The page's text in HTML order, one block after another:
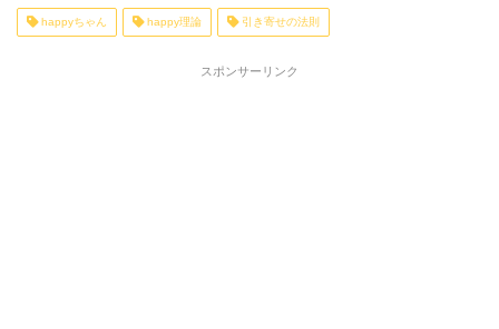
happyちゃん happy理論 引き寄せの法則
スポンサーリンク